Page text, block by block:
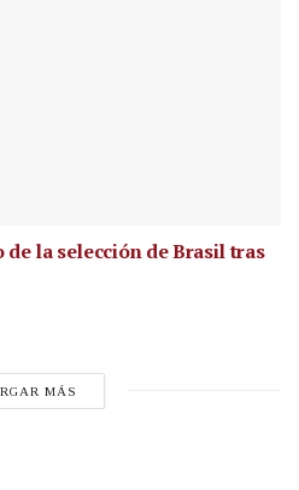
la selección de Brasil tras
MÁS